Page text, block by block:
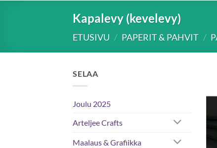
Kapalevy (kevelevy)
ETUSIVU / PAPERIT & PAHVIT /
SELAA
Joulu 2025
Arteljee Crafts
Maalaus & Grafiikka